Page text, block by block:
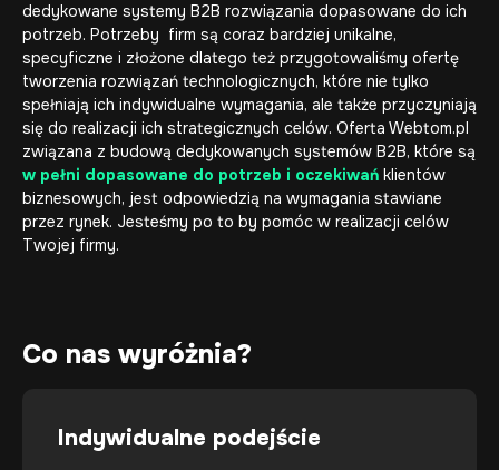
dedykowane systemy B2B rozwiązania dopasowane do ich
potrzeb. Potrzeby firm są coraz bardziej unikalne,
specyficzne i złożone dlatego też przygotowaliśmy ofertę
tworzenia rozwiązań technologicznych, które nie tylko
spełniają ich indywidualne wymagania, ale także przyczyniają
się do realizacji ich strategicznych celów. Oferta Webtom.pl
związana z budową dedykowanych systemów B2B, które są
w pełni dopasowane do potrzeb i oczekiwań klientów
biznesowych, jest odpowiedzią na wymagania stawiane
przez rynek. Jesteśmy po to by pomóc w realizacji celów
Twojej firmy.
Co nas wyróżnia?
Indywidualne podejście